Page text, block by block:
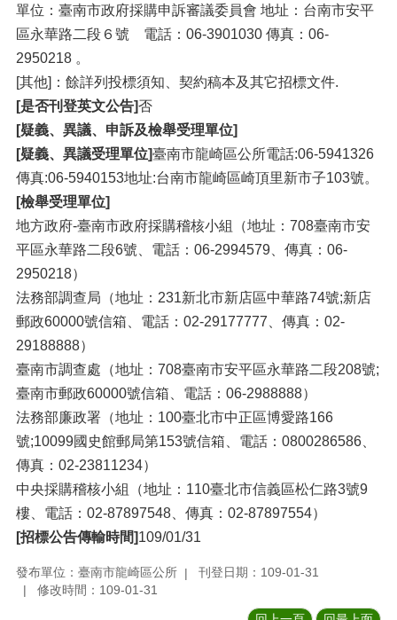
單位：臺南市政府採購申訴審議委員會 地址：台南市安平
區永華路二段６號 電話：06-3901030 傳真：06-
2950218 。
[其他]：餘詳列投標須知、契約稿本及其它招標文件.
[是否刊登英文公告]否
[疑義、異議、申訴及檢舉受理單位]
[疑義、異議受理單位]臺南市龍崎區公所電話:06-5941326
傳真:06-5940153地址:台南市龍崎區崎頂里新市子103號。
[檢舉受理單位]
地方政府-臺南市政府採購稽核小組（地址：708臺南市安
平區永華路二段6號、電話：06-2994579、傳真：06-
2950218）
法務部調查局（地址：231新北市新店區中華路74號;新店
郵政60000號信箱、電話：02-29177777、傳真：02-
29188888）
臺南市調查處（地址：708臺南市安平區永華路二段208號;
臺南市郵政60000號信箱、電話：06-2988888）
法務部廉政署（地址：100臺北市中正區博愛路166
號;10099國史館郵局第153號信箱、電話：0800286586、
傳真：02-23811234）
中央採購稽核小組（地址：110臺北市信義區松仁路3號9
樓、電話：02-87897548、傳真：02-87897554）
[招標公告傳輸時間]109/01/31
發布單位：臺南市龍崎區公所
刊登日期：109-01-31
修改時間：109-01-31